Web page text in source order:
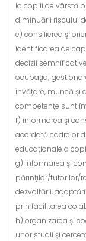
la copiii de vârstă
diminuării riscului
e) consilierea şi
identificarea de
decizii
ocupaţia;
învăţare, muncă şi
competenţe sunt
f) informarea şi
acordată cadrelor
educaţionale a
g) informarea şi
părinţilor/tutorilor/
dezvoltării,
prin facilitarea
h) organizarea şi
unor studii şi